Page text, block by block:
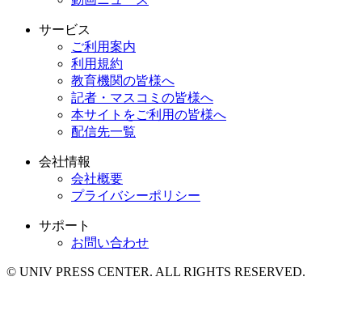
サービス
ご利用案内
利用規約
教育機関の皆様へ
記者・マスコミの皆様へ
本サイトをご利用の皆様へ
配信先一覧
会社情報
会社概要
プライバシーポリシー
サポート
お問い合わせ
© UNIV PRESS CENTER. ALL RIGHTS RESERVED.